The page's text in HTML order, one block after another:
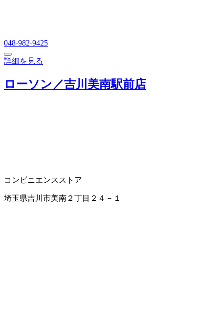
048-982-9425
詳細を見る
ローソン／吉川美南駅前店
コンビニエンスストア
埼玉県吉川市美南２丁目２４－１